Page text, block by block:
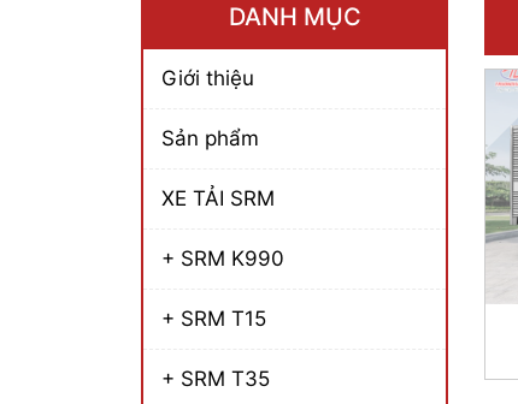
DANH MỤC
Giới thiệu
Sản phẩm
XE TẢI SRM
+ SRM K990
+ SRM T15
+ SRM T35